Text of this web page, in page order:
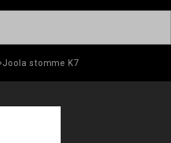
Joola stomme K7